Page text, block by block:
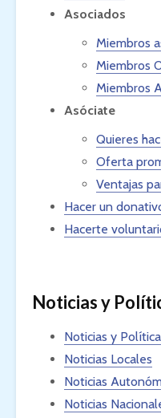
Asociados
Miembros
Miembros
Miembros
Asóciate
Quieres
Oferta
Ventajas
Hacer un
Hacerte
Noticias y
Noticias y Política
Noticias Locales
Noticias
Noticias